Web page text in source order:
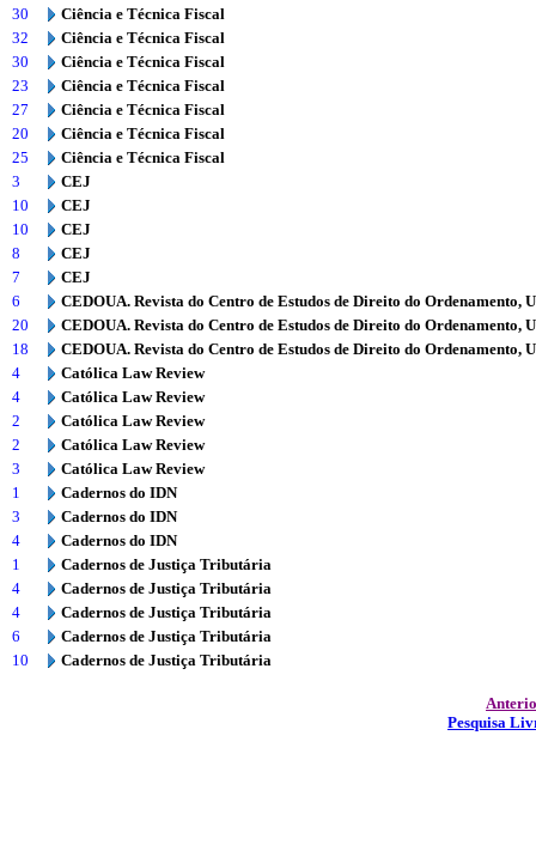
30
Ciência e Técnica Fiscal
32
Ciência e Técnica Fiscal
30
Ciência e Técnica Fiscal
23
Ciência e Técnica Fiscal
27
Ciência e Técnica Fiscal
20
Ciência e Técnica Fiscal
25
Ciência e Técnica Fiscal
3
CEJ
10
CEJ
10
CEJ
8
CEJ
7
CEJ
6
CEDOUA. Revista do Centro de Estudos de Direito do Ordenamento,
20
CEDOUA. Revista do Centro de Estudos de Direito do Ordenamento,
18
CEDOUA. Revista do Centro de Estudos de Direito do Ordenamento,
4
Católica Law Review
4
Católica Law Review
2
Católica Law Review
2
Católica Law Review
3
Católica Law Review
1
Cadernos do IDN
3
Cadernos do IDN
4
Cadernos do IDN
1
Cadernos de Justiça Tributária
4
Cadernos de Justiça Tributária
4
Cadernos de Justiça Tributária
6
Cadernos de Justiça Tributária
10
Cadernos de Justiça Tributária
Pesquisa